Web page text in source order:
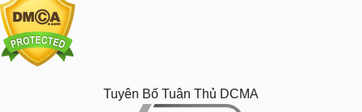
Tuyên Bố Tuân Thủ DCMA